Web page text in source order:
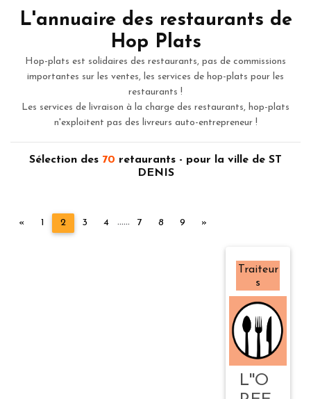
L'annuaire des restaurants de
Hop Plats
Hop-plats est solidaires des restaurants, pas de commissions
importantes sur les ventes, les services de hop-plats pour les
restaurants !
Les services de livraison à la charge des restaurants, hop-plats
n'exploitent pas des livreurs auto-entrepreneur !
Sélection des 70 retaurants - pour la ville de ST
DENIS
« Précédent
1 2 3 4 ...... 7 8 9 »
Traiteur
s
L''O